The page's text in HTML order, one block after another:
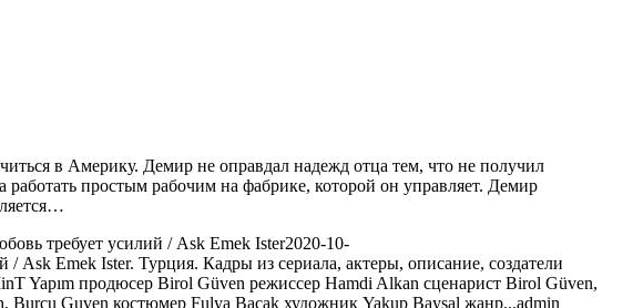
в Америку. Демир не оправдал надежд отца тем, что не получил
простым рабочим на фабрике, которой он управляет. Демир
требует усилий / Ask Emek Ister2020-10-
/ Ask Emek Ister. Турция. Кадры из сериала, актеры, описание, создатели
Yapım продюсер Birol Güven режиссер Hamdi Alkan сценарист Birol Güven,
Burcu Guven костюмер Fulya Bacak художник Yakup Baysal жанр...admin